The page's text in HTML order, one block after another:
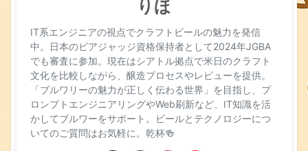
りほ
IT系エンジニアの視点でクラフトビールの魅力を発信
中。日本のビアジャッジ資格保持者として2024年JGBA
でも審査に参加。現在はシアトル拠点で米日のクラフト
文化を比較しながら、醸造プロセスやレビューを提供。
「ブルワリーの魅力が正しく伝わる世界」を目指し、プ
ロンプトエンジニアリングやWeb刷新など、IT知識を活
かしてブルワーをサポート。ビールとテクノロジーにつ
いてのご質問はお気軽に。乾杯🍻